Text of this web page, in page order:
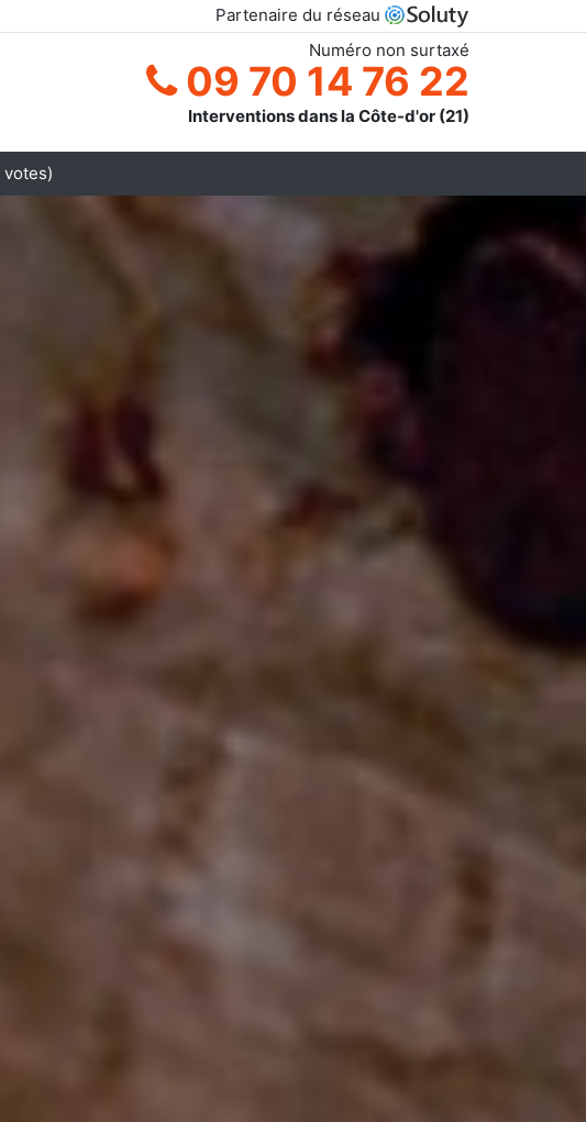
Partenaire du réseau
Numéro non surtaxé
09 70 14 76 22
Interventions dans la Côte-d'or (21)
votes)